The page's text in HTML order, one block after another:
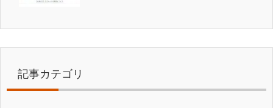
記事カテゴリ